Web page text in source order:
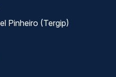
Pinheiro (Tergip)